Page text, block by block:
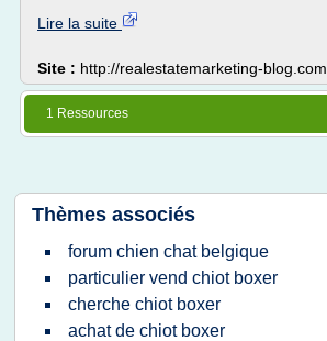
Lire la suite
Site : http://realestatemarketing-blog.com
1 Ressources
Thèmes associés
forum chien chat belgique
particulier vend chiot boxer
cherche chiot boxer
achat de chiot boxer